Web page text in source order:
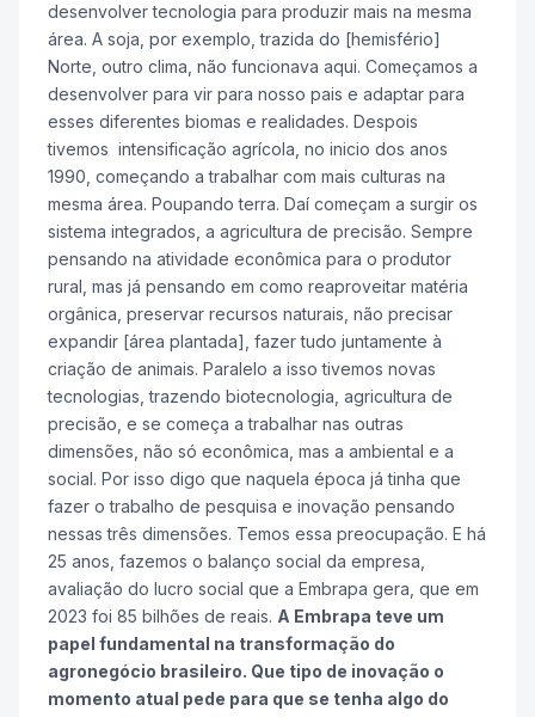
desenvolver tecnologia para produzir mais na mesma
área. A soja, por exemplo, trazida do [hemisfério]
Norte, outro clima, não funcionava aqui. Começamos a
desenvolver para vir para nosso pais e adaptar para
esses diferentes biomas e realidades. Despois
tivemos intensificação agrícola, no inicio dos anos
1990, começando a trabalhar com mais culturas na
mesma área. Poupando terra. Daí começam a surgir os
sistema integrados, a agricultura de precisão. Sempre
pensando na atividade econômica para o produtor
rural, mas já pensando em como reaproveitar matéria
orgânica, preservar recursos naturais, não precisar
expandir [área plantada], fazer tudo juntamente à
criação de animais. Paralelo a isso tivemos novas
tecnologias, trazendo biotecnologia, agricultura de
precisão, e se começa a trabalhar nas outras
dimensões, não só econômica, mas a ambiental e a
social. Por isso digo que naquela época já tinha que
fazer o trabalho de pesquisa e inovação pensando
nessas três dimensões. Temos essa preocupação. E há
25 anos, fazemos o balanço social da empresa,
avaliação do lucro social que a Embrapa gera, que em
2023 foi 85 bilhões de reais. A Embrapa teve um
papel fundamental na transformação do
agronegócio brasileiro. Que tipo de inovação o
momento atual pede para que se tenha algo do